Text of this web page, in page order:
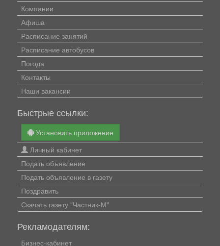
Компании
Афиша
Расписание занятий
Расписание автобусов
Погода
Контакты
Наши вакансии
Быстрые ссылки:
Установить приложение
Личный кабинет
Подать объявление
Подать объявление в газету
Поздравить
Скачать газету "Частник-М"
Рекламодателям:
Бизнес-кабинет